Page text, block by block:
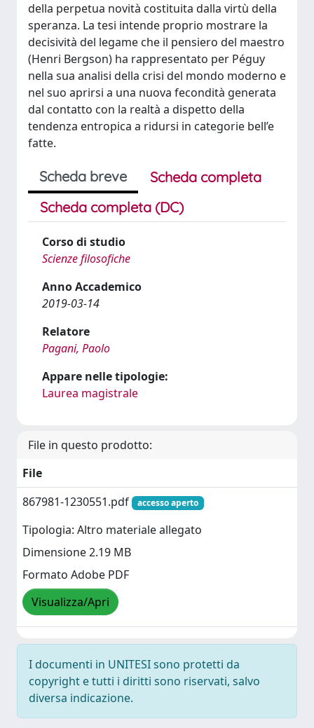
della perpetua novità costituita dalla virtù della
speranza. La tesi intende proprio mostrare la
decisività del legame che il pensiero del maestro
(Henri Bergson) ha rappresentato per Péguy
nella sua analisi della crisi del mondo moderno e
nel suo aprirsi a una nuova fecondità generata
dal contatto con la realtà a dispetto della
tendenza entropica a ridursi in categorie bell’e
fatte.
Scheda breve
Scheda completa
Scheda completa (DC)
Corso di studio
Scienze filosofiche
Anno Accademico
2019-03-14
Relatore
Pagani, Paolo
Appare nelle tipologie:
Laurea magistrale
File in questo prodotto:
File
867981-1230551.pdf
accesso aperto
Tipologia: Altro materiale allegato
Dimensione 2.19 MB
Formato Adobe PDF
Visualizza/Apri
I documenti in UNITESI sono protetti da
copyright e tutti i diritti sono riservati, salvo
diversa indicazione.